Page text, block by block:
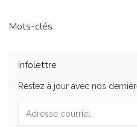
Mots-clés
Infolettre
Restez à jour avec nos